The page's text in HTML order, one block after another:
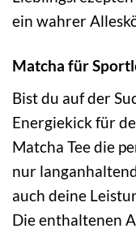
ein wahrer
Matcha für
Bist du auf der
Energiekick für
Matcha Tee die
nur
auch deine
Die enthaltenen